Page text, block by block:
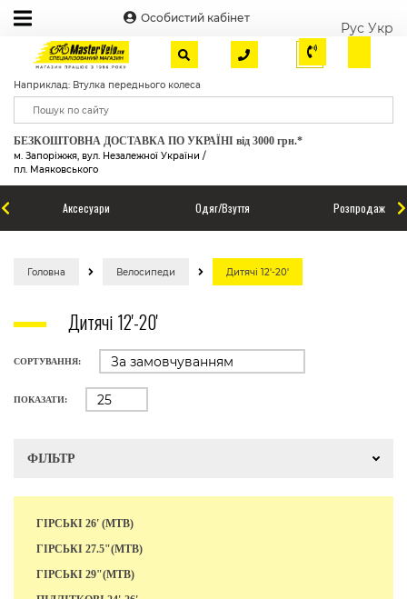
Особистий кабінет
Рус Укр
Наприклад: Втулка переднього колеса
БЕЗКОШТОВНА ДОСТАВКА ПО УКРАЇНІ від 3000 грн.*
м. Запоріжжя, вул. Незалежної України /
пл. Маяковського
Аксесуари Одяг/Взуття Розпродаж
Головна Велосипеди Дитячі 12'-20'
Дитячі 12'-20'
СОРТУВАННЯ:
ПОКАЗАТИ:
ФІЛЬТР
ГІРСЬКІ 26' (MTB)
ГІРСЬКІ 27.5"(MTB)
ГІРСЬКІ 29"(MTB)